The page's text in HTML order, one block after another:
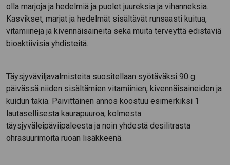
olla marjoja ja hedelmiä ja puolet juureksia ja vihanneksia.
Kasvikset, marjat ja hedelmät sisältävät runsaasti kuitua,
vitamiineja ja kivennäisaineita sekä muita terveyttä edistäviä
bioaktiivisia yhdisteitä.
Täysjyväviljavalmisteita suositellaan syötäväksi 90 g
päivässä niiden sisältämien vitamiinien, kivennäisaineiden ja
kuidun takia. Päivittäinen annos koostuu esimerkiksi 1
lautasellisesta kaurapuuroa, kolmesta
täysjyväleipäviipaleesta ja noin yhdestä desilitrasta
ohrasuurimoita ruoan lisäkkeenä.